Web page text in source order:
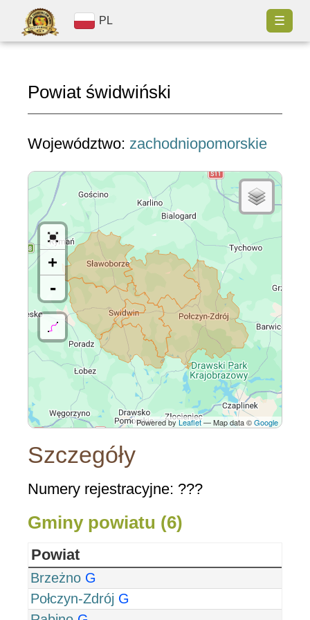
PL ☰
Powiat świdwiński
Województwo: zachodniopomorskie
+
-
Powered byLeaflet— Map data ©Google
Szczegóły
Numery rejestracyjne: ???
Gminy powiatu (6)
Powiat
Brzeżno G
Połczyn-Zdrój G